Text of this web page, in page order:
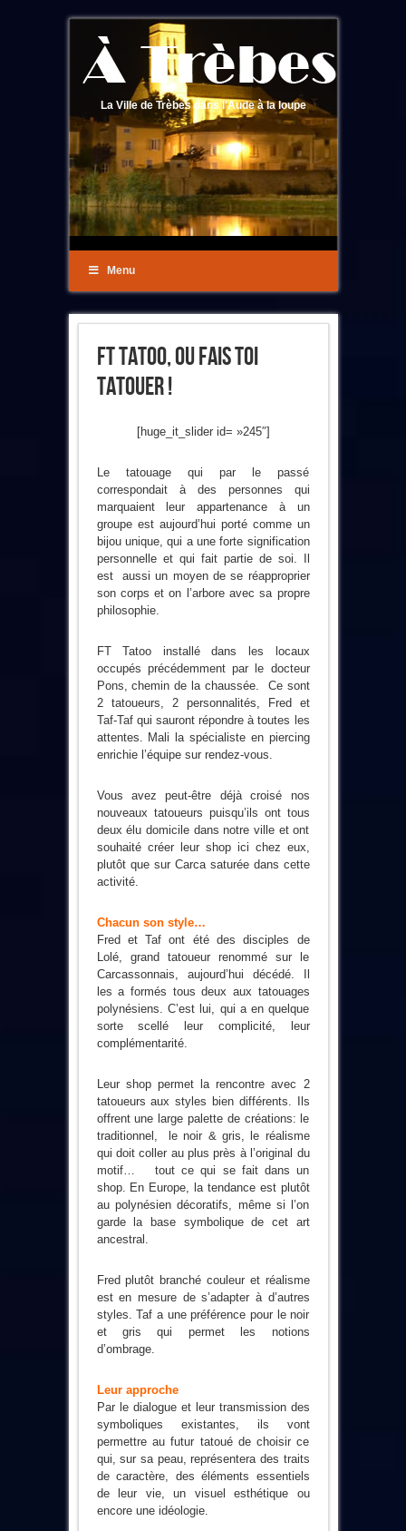
La Ville de Trèbes dans l'Aude à la loupe
Menu
FT Tatoo, Ou Fais Toi
Tatouer !
[huge_it_slider id= »245″]
Le tatouage qui par le passé
correspondait à des personnes qui
marquaient leur appartenance à un
groupe est aujourd’hui porté comme un
bijou unique, qui a une forte signification
personnelle et qui fait partie de soi. Il
est aussi un moyen de se réapproprier
son corps et on l’arbore avec sa propre
philosophie.
FT Tatoo installé dans les locaux
occupés précédemment par le docteur
Pons, chemin de la chaussée. Ce sont
2 tatoueurs, 2 personnalités, Fred et
Taf-Taf qui sauront répondre à toutes les
attentes. Mali la spécialiste en piercing
enrichie l’équipe sur rendez-vous.
Vous avez peut-être déjà croisé nos
nouveaux tatoueurs puisqu’ils ont tous
deux élu domicile dans notre ville et ont
souhaité créer leur shop ici chez eux,
plutôt que sur Carca saturée dans cette
activité.
Chacun son style…
Fred et Taf ont été des disciples de
Lolé, grand tatoueur renommé sur le
Carcassonnais, aujourd’hui décédé. Il
les a formés tous deux aux tatouages
polynésiens. C’est lui, qui a en quelque
sorte scellé leur complicité, leur
complémentarité.
Leur shop permet la rencontre avec 2
tatoueurs aux styles bien différents. Ils
offrent une large palette de créations: le
traditionnel, le noir & gris, le réalisme
qui doit coller au plus près à l’original du
motif… tout ce qui se fait dans un
shop. En Europe, la tendance est plutôt
au polynésien décoratifs, même si l’on
garde la base symbolique de cet art
ancestral.
Fred plutôt branché couleur et réalisme
est en mesure de s’adapter à d’autres
styles. Taf a une préférence pour le noir
et gris qui permet les notions
d’ombrage.
Leur approche
Par le dialogue et leur transmission des
symboliques existantes, ils vont
permettre au futur tatoué de choisir ce
qui, sur sa peau, représentera des traits
de caractère, des éléments essentiels
de leur vie, un visuel esthétique ou
encore une idéologie.